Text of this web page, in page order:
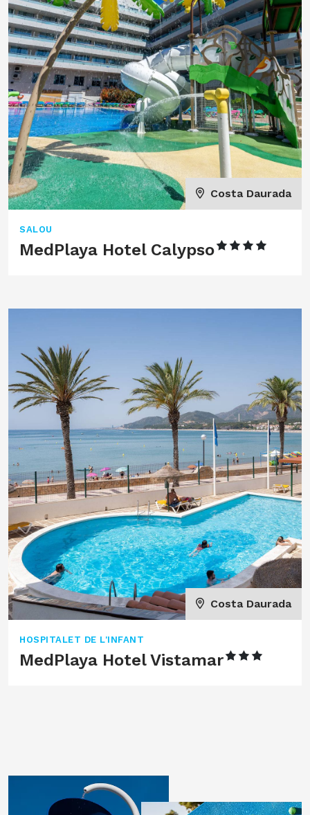
Costa Daurada
SALOU
MedPlaya Hotel Calypso
Costa Daurada
HOSPITALET DE L'INFANT
MedPlaya Hotel Vistamar